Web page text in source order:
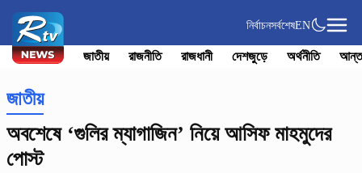
নির্বাচনসর্বশেষEN
জাতীয় রাজনীতি রাজধানী দেশজুড়ে অর্থনীতি
জাতীয়
অবশেষে ‘গুলির ম্যাগাজিন’ নিয়ে আসিফ মাহমুদের
পোস্ট